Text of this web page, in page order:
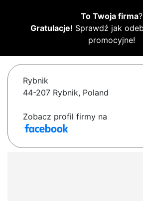
To Twoja firma?
Gratulacje! Sprawdź jak
promocyjne!
Rybnik
44-207 Rybnik, Poland
Zobacz profil firmy na